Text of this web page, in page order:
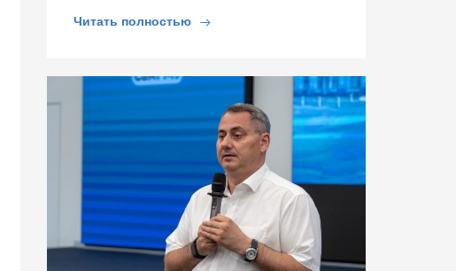
Читать полностью